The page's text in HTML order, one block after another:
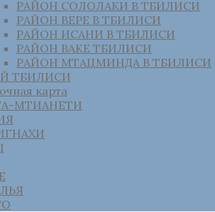
РАЙОН СОЛОЛАКИ В ТБИЛИСИ
РАЙОН ВЕРЕ В ТБИЛИСИ
РАЙОН ИСАНИ В ТБИЛИСИ
РАЙОН ВАКЕ ТБИЛИСИ
РАЙОН МТАЦМИНДА В ТБИЛИСИ
ТБИЛИСИ
карта
МТИАНЕТИ